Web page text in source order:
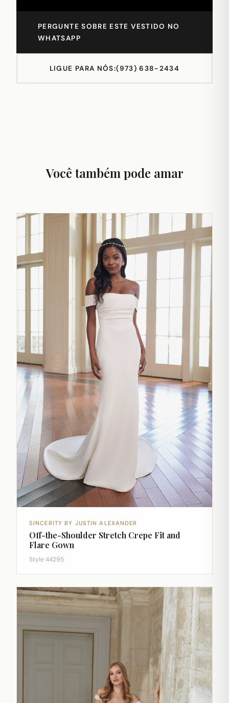
PERGUNTE SOBRE ESTE VESTIDO NO
WHATSAPP
LIGUE PARA NÓS:(973) 638-2434
Você também pode amar
SINCERITY BY JUSTIN ALEXANDER
Off-the-Shoulder Stretch Crepe Fit and
Flare Gown
Style 44295